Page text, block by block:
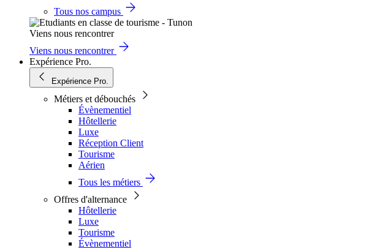
Tous nos campus
Viens nous rencontrer
Viens nous rencontrer
Expérience Pro.
Expérience Pro.
Métiers et débouchés
Évènementiel
Hôtellerie
Luxe
Réception Client
Tourisme
Aérien
Tous les métiers
Offres d'alternance
Hôtellerie
Luxe
Tourisme
Évènementiel